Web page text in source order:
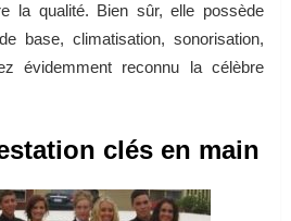
la qualité. Bien sûr, elle possède
base, climatisation, sonorisation,
évidemment reconnu la célèbre
clés en main